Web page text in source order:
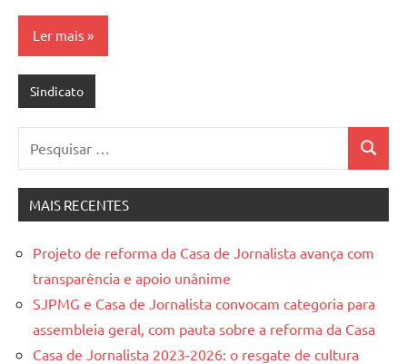
Ler mais
Sindicato
MAIS RECENTES
Projeto de reforma da Casa de Jornalista avança com
transparência e apoio unânime
SJPMG e Casa de Jornalista convocam categoria para
assembleia geral, com pauta sobre a reforma da Casa
Casa de Jornalista 2023-2026: o resgate de cultura